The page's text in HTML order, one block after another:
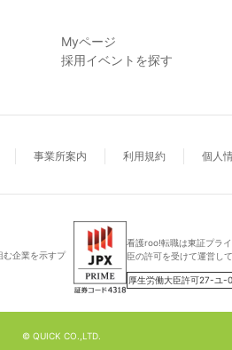
Myページ
採用イベントを探す
事業所案内 利用規約 個人
む企業を示すプ
看護roo!転職は東証プラ
臣の許可を受けて運営して
厚生労働大臣許可27-ユ-
© QUICK CO.,LTD.